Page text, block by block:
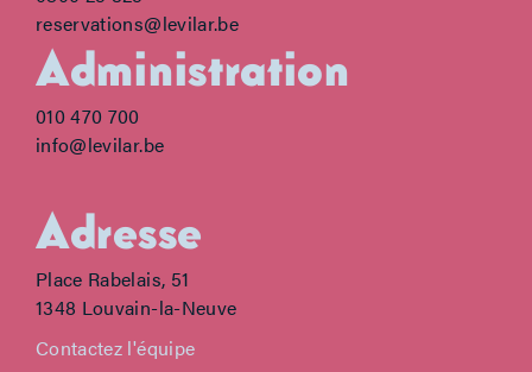
reservations@levilar.be
Administration
010 470 700
info@levilar.be
Adresse
Place Rabelais, 51
1348 Louvain-la-Neuve
Contactez l'équipe